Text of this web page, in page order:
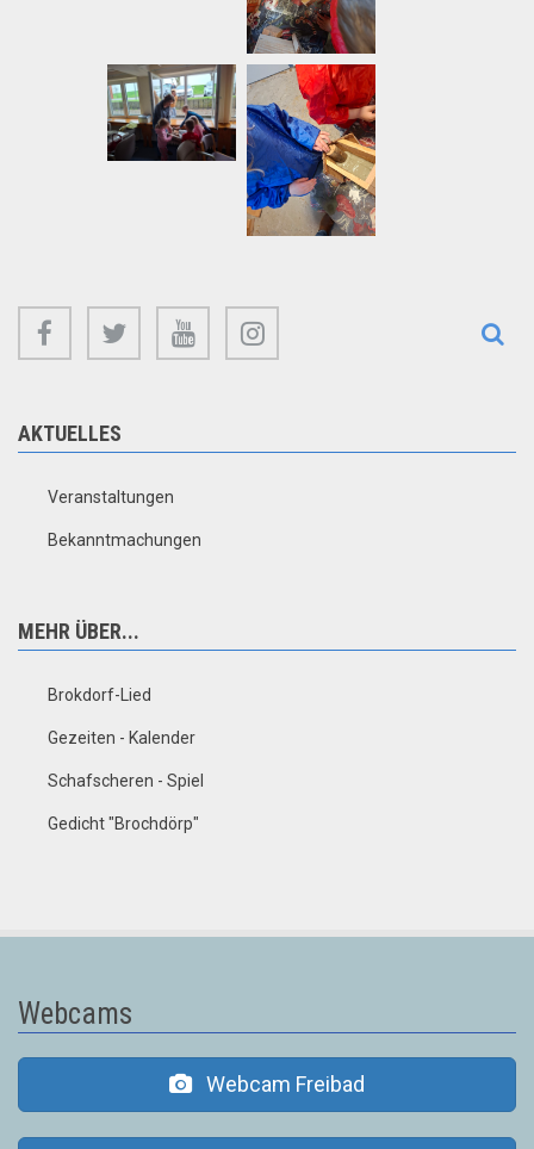
facebook twitter youtube
AKTUELLES
Veranstaltungen
Bekanntmachungen
MEHR ÜBER...
Brokdorf-Lied
Gezeiten - Kalender
Schafscheren - Spiel
Gedicht "Brochdörp"
Webcams
Webcam Freibad